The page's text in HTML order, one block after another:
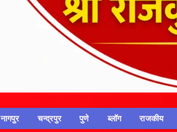
नागपुर चन्द्रपुर पुणे ब्लॉग राजकीय